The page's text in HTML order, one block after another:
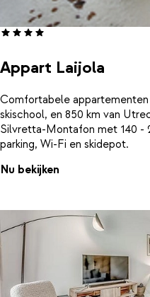
Appart Laijola
Comfortabele
skischool, en 850 km van
Silvretta-Montafon met 140 -
parking, Wi-Fi en skidepot.
Nu bekijken